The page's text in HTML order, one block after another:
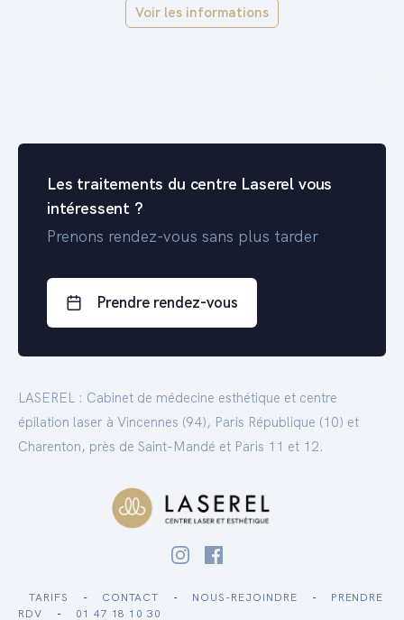
Voir les informations
Les traitements du centre Laserel vous
intéressent ?
Prenons rendez-vous sans plus tarder
Prendre rendez-vous
LASEREL : Cabinet de médecine esthétique et centre
épilation laser à Vincennes (94), Paris République (10) et
Charenton, près de Saint-Mandé et Paris 11 et 12.
TARIFS - CONTACT - NOUS-REJOINDRE -
PRENDRE
RDV
- 01 47 18 10 30